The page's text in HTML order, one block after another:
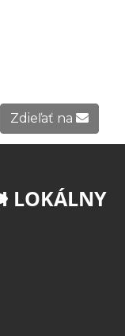
Zdieľať na
LOKÁLNY